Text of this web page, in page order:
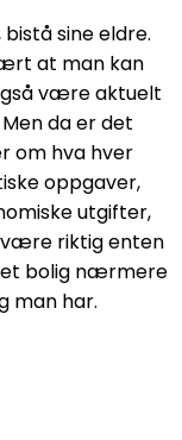
sine eldre.
at man kan
være aktuelt
da er det
om hva hver
oppgaver,
utgifter,
være riktig enten
bolig nærmere
man har.